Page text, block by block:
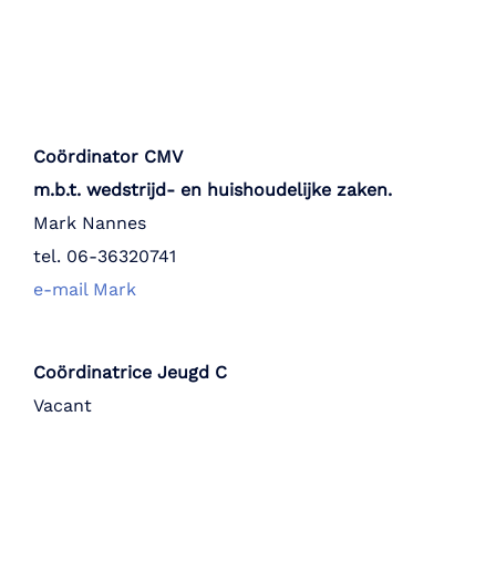
Coördinator CMV
m.b.t. wedstrijd- en huishoudelijke zaken.
Mark Nannes
tel. 06-36320741
e-mail Mark
Coördinatrice Jeugd C
Vacant